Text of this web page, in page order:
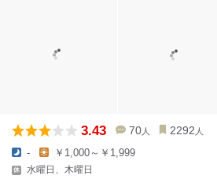
3.43 70 人 2292 人
- ￥1,000～￥1,999
水曜日、木曜日